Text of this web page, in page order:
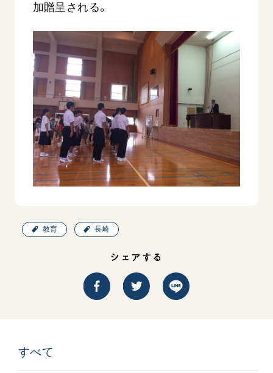
SOKA PICKS
2026.08.06
加贈呈される。
教育 長崎
シェアする
すべて